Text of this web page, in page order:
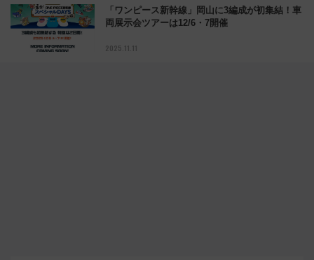
「ワンピース新幹線」岡山に3編成が初集結！車
両展示会ツアーは12/6・7開催
2025.11.11